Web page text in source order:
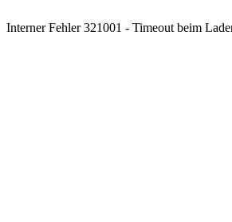
Interner Fehler 321001 - Timeout beim